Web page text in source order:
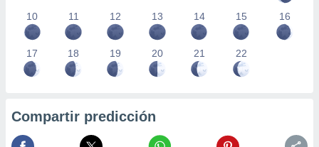
10 11 12 13 14 15 16
17 18 19 20 21 22
Compartir predicción